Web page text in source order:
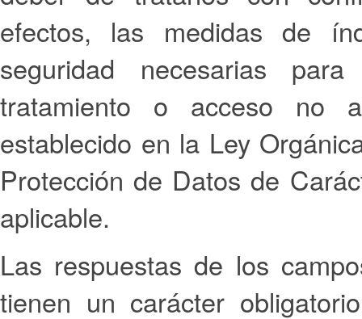
efectos, las medidas de
seguridad necesarias
tratamiento o acceso no
establecido en la Ley
Protección de Datos de
aplicable.
Las respuestas de los
tienen un carácter